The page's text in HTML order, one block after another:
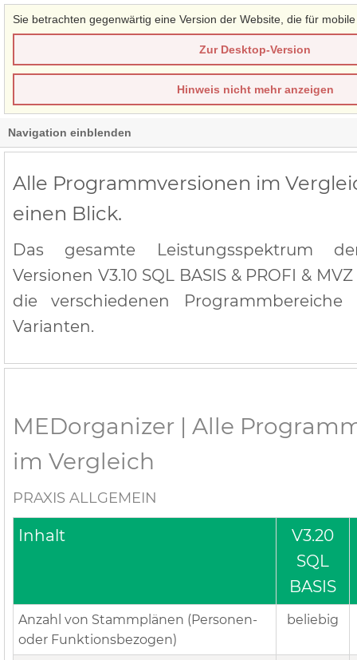
Sie betrachten gegenwärtig eine Version der Website, die für
Zur Desktop-Version
Hinweis nicht mehr anzeigen
Navigation einblenden
Alle Programmversionen im
einen Blick.
Das gesamte Leistungsspektrum
Versionen V3.10 SQL BASIS & PROFI &
die verschiedenen
Varianten.
MEDorganizer | Alle
im Vergleich
PRAXIS ALLGEMEIN
Inhalt
V3.20
SQL
BASIS
Anzahl von Stammplänen (Personen-
oder Funktionsbezogen)
beliebig